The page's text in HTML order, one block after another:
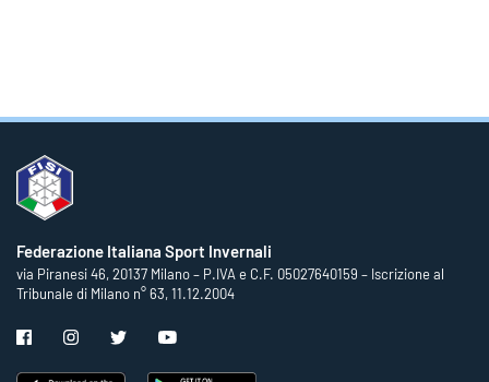
Federazione Italiana Sport Invernali
via Piranesi 46, 20137 Milano – P.IVA e C.F. 05027640159 – Iscrizione al
Tribunale di Milano n° 63, 11.12.2004